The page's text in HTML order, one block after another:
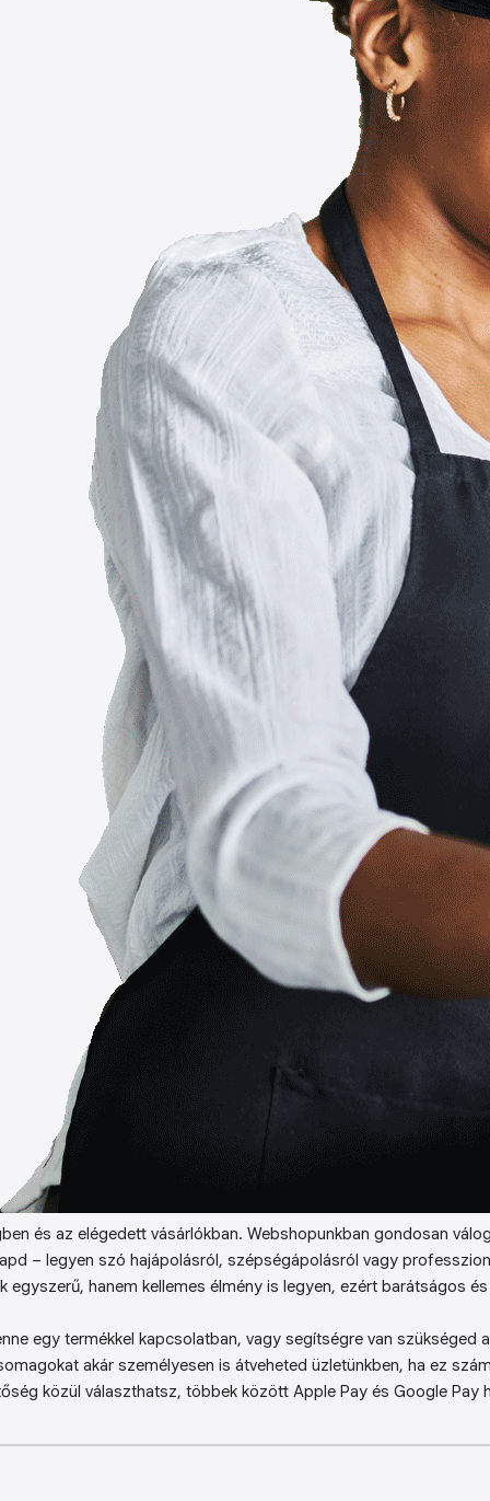
és az elégedett vásárlókban. Webshopunkban gondosan
– legyen szó hajápolásról, szépségápolásról vagy
egyszerű, hanem kellemes élmény is legyen, ezért barátságos
egy termékkel kapcsolatban, vagy segítségre van szükséged
akár személyesen is átveheted üzletünkben, ha ez
közül választhatsz, többek között Apple Pay és Google Pay